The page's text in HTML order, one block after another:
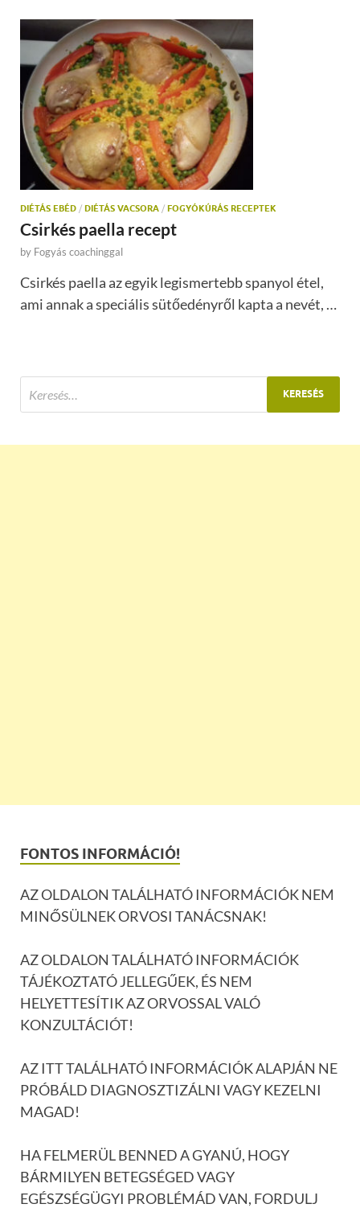
DIÉTÁS EBÉD / DIÉTÁS VACSORA / FOGYÓKÚRÁS RECEPTEK
Csirkés paella recept
by Fogyás coachinggal
Csirkés paella az egyik legismertebb spanyol étel,
ami annak a speciális sütőedényről kapta a nevét, …
FONTOS INFORMÁCIÓ!
AZ OLDALON TALÁLHATÓ INFORMÁCIÓK NEM
MINŐSÜLNEK ORVOSI TANÁCSNAK!
AZ OLDALON TALÁLHATÓ INFORMÁCIÓK
TÁJÉKOZTATÓ JELLEGŰEK, ÉS NEM
HELYETTESÍTIK AZ ORVOSSAL VALÓ
KONZULTÁCIÓT!
AZ ITT TALÁLHATÓ INFORMÁCIÓK ALAPJÁN NE
PRÓBÁLD DIAGNOSZTIZÁLNI VAGY KEZELNI
MAGAD!
HA FELMERÜL BENNED A GYANÚ, HOGY
BÁRMILYEN BETEGSÉGED VAGY
EGÉSZSÉGÜGYI PROBLÉMÁD VAN, FORDULJ